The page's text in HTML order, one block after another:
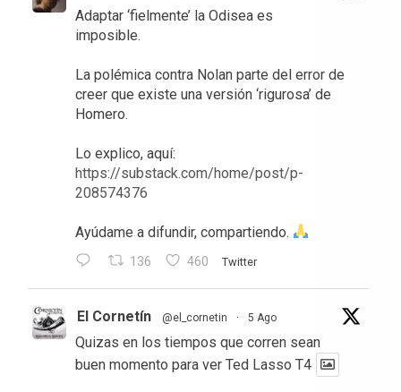
Adaptar ‘fielmente’ la Odisea es
imposible.
La polémica contra Nolan parte del error de
creer que existe una versión ‘rigurosa’ de
Homero.
Lo explico, aquí:
https://substack.com/home/post/p-
208574376
Ayúdame a difundir, compartiendo.
136 460 Twitter
El Cornetín @el_cornetin · 5 Ago
Quizas en los tiempos que corren sean
buen momento para ver Ted Lasso T4